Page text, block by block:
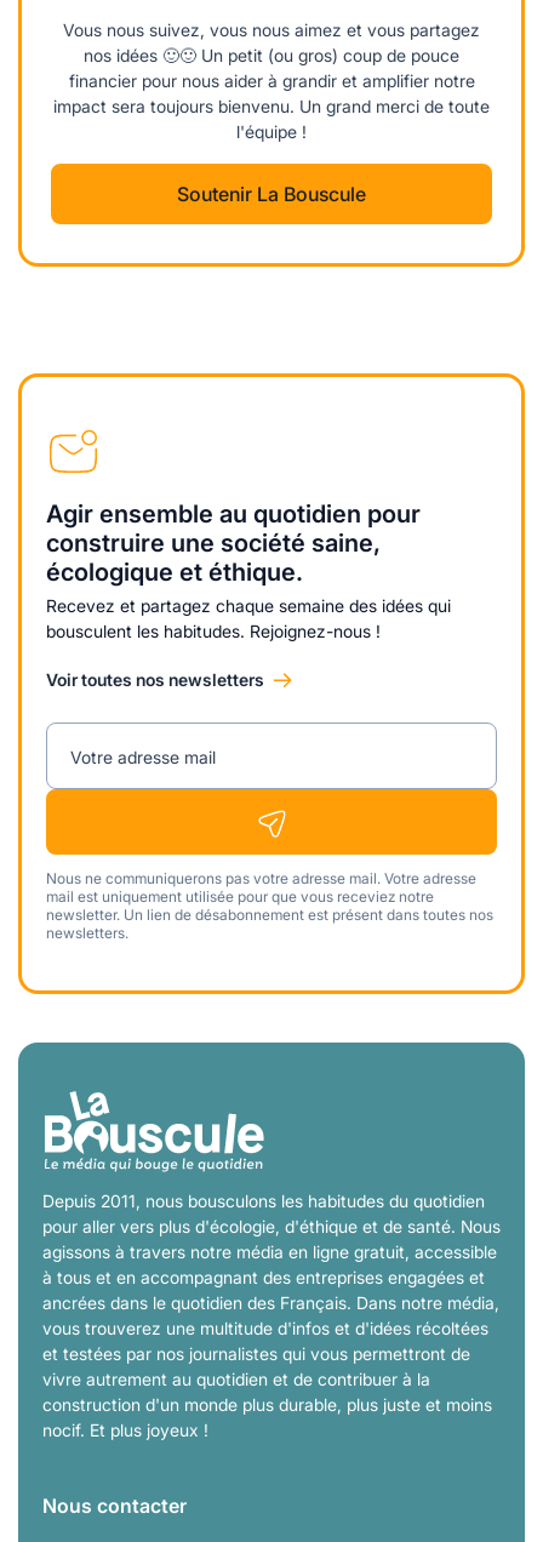
Vous nous suivez, vous nous aimez et vous partagez
nos idées 🙂🙂 Un petit (ou gros) coup de pouce
financier pour nous aider à grandir et amplifier notre
impact sera toujours bienvenu. Un grand merci de toute
l'équipe !
Soutenir La Bouscule
Agir ensemble au quotidien pour
construire une société saine,
écologique et éthique.
Recevez et partagez chaque semaine des idées qui
bousculent les habitudes. Rejoignez-nous !
Voir toutes nos newsletters
Votre adresse mail
Nous ne communiquerons pas votre adresse mail. Votre adresse
mail est uniquement utilisée pour que vous receviez notre
newsletter. Un lien de désabonnement est présent dans toutes nos
newsletters.
Depuis 2011, nous bousculons les habitudes du quotidien
pour aller vers plus d'écologie, d'éthique et de santé. Nous
agissons à travers notre média en ligne gratuit, accessible
à tous et en accompagnant des entreprises engagées et
ancrées dans le quotidien des Français. Dans notre média,
vous trouverez une multitude d'infos et d'idées récoltées
et testées par nos journalistes qui vous permettront de
vivre autrement au quotidien et de contribuer à la
construction d'un monde plus durable, plus juste et moins
nocif. Et plus joyeux !
Nous contacter